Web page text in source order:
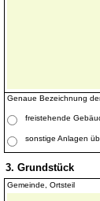
3. Grundstück
Gemeinde, Ortsteil
Genaue Bezeichnung
freistehende
sonstige Anlagen